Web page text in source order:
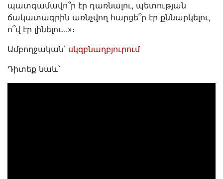
պատգամավո՞ր էր դառնալու, պետության
ճակատագրին առնչվող հարցե՞ր էր քննարկելու,
ո՞վ էր լինելու․․․»։
Ամբողջական՝ սկզբնաղբյուրում
Դիտեք նաև՝